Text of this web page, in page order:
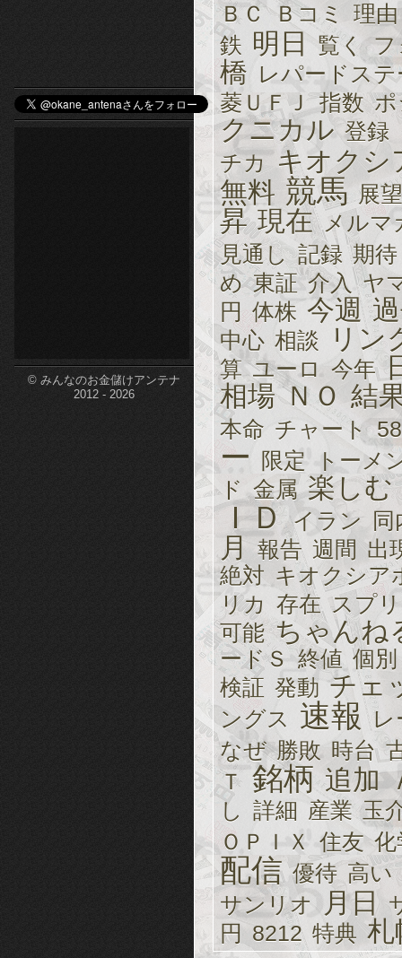
イ
ン
カ
ジ
ノ
etc-
© みんなのお金儲けアンテナ
2012 - 2026
ＢＣ Ｂコミ
理由
鉄 明日 覧く フ
橋 レパードス
菱ＵＦＪ 指数 ポ
クニカル 登録
チカ
キオクシ
無料 競馬 展望
昇 現在 メルマ
見通し 記録 期待
め 東証 介入
ヤ
円 体株 今週
中心 相談 リン
算 ユーロ 今年
相場 ＮＯ 結
本命 チャート
ー 限定
トーメ
ド 金属 楽しむ
ＩＤ イラン 同
月 報告 週間 出
絶対 キオクシア
リカ 存在 スプ
可能 ちゃんね
ードＳ 終値 個別
検証 発動 チェ
ングス 速報
レ
なぜ 勝敗 時台
Ｔ 銘柄 追加
し 詳細 産業 玉
ＯＰＩＸ
住友 化
配信 優待 高い
サンリオ
月日
円 8212 特典 札